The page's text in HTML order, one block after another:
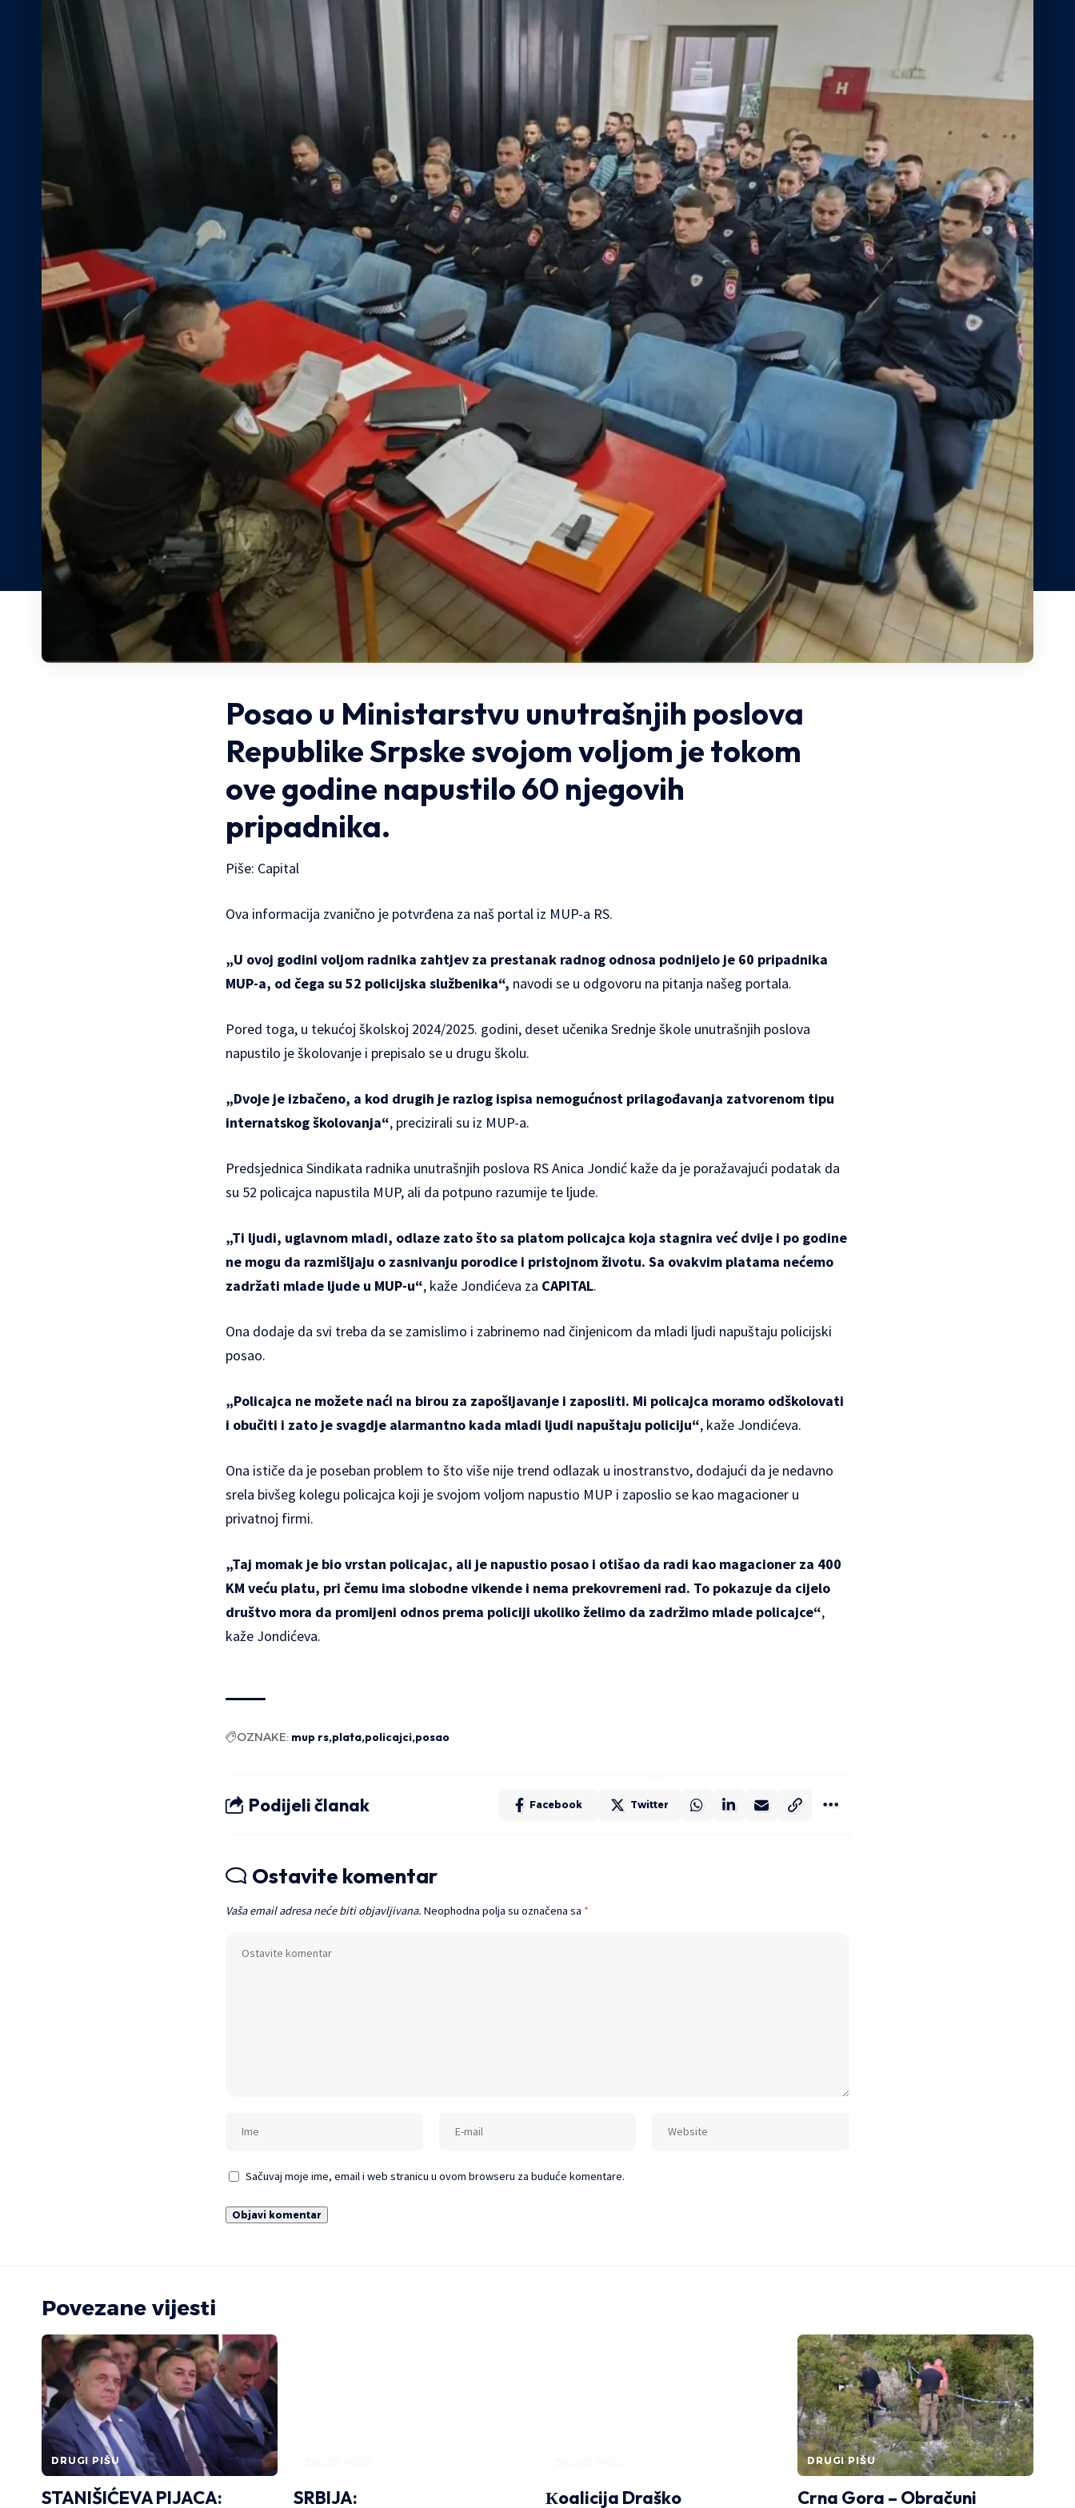
Posao u Ministarstvu unutrašnjih poslova
Republike Srpske svojom voljom je tokom
ove godine napustilo 60 njegovih
pripadnika.
Piše: Capital
Ova informacija zvanično je potvrđena za naš portal iz MUP-a RS.
„U ovoj godini voljom radnika zahtjev za prestanak radnog odnosa podnijelo je 60 pripadnika
MUP-a, od čega su 52 policijska službenika“, navodi se u odgovoru na pitanja našeg portala.
Pored toga, u tekućoj školskoj 2024/2025. godini, deset učenika Srednje škole unutrašnjih poslova
napustilo je školovanje i prepisalo se u drugu školu.
„Dvoje je izbačeno, a kod drugih je razlog ispisa nemogućnost prilagođavanja zatvorenom tipu
internatskog školovanja“, precizirali su iz MUP-a.
Predsjednica Sindikata radnika unutrašnjih poslova RS Anica Jondić kaže da je poražavajući podatak da
su 52 policajca napustila MUP, ali da potpuno razumije te ljude.
„Ti ljudi, uglavnom mladi, odlaze zato što sa platom policajca koja stagnira već dvije i po godine
ne mogu da razmišljaju o zasnivanju porodice i pristojnom životu. Sa ovakvim platama nećemo
zadržati mlade ljude u MUP-u“, kaže Jondićeva za CAPITAL.
Ona dodaje da svi treba da se zamislimo i zabrinemo nad činjenicom da mladi ljudi napuštaju policijski
posao.
„Policajca ne možete naći na birou za zapošljavanje i zaposliti. Mi policajca moramo odškolovati
i obučiti i zato je svagdje alarmantno kada mladi ljudi napuštaju policiju“, kaže Jondićeva.
Ona ističe da je poseban problem to što više nije trend odlazak u inostranstvo, dodajući da je nedavno
srela bivšeg kolegu policajca koji je svojom voljom napustio MUP i zaposlio se kao magacioner u
privatnoj firmi.
„Taj momak je bio vrstan policajac, ali je napustio posao i otišao da radi kao magacioner za 400
KM veću platu, pri čemu ima slobodne vikende i nema prekovremeni rad. To pokazuje da cijelo
društvo mora da promijeni odnos prema policiji ukoliko želimo da zadržimo mlade policajce“,
kaže Jondićeva.
OZNAKE: mup rs plata policajci posao
Podijeli članak Facebook Twitter
Ostavite komentar
Vaša email adresa neće biti objavljivana. Neophodna polja su označena sa *
Sačuvaj moje ime, email i web stranicu u ovom browseru za buduće komentare.
Povezane vijesti
DRUGI PIŠU
STANIŠIĆEVA PIJACA: SRBIJA: Кoalicija Draško
DRUGI PIŠU
Crna Gora – Obračuni